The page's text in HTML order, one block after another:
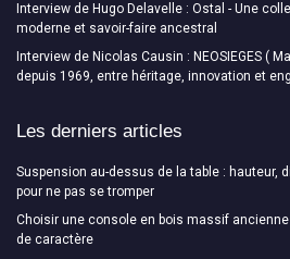
Interview de Hugo Delavelle : Ostal - Une
moderne et savoir-faire ancestral
Interview de Nicolas Causin : NEOSIEGES (
depuis 1969, entre héritage, innovation et
Les derniers articles
Suspension au-dessus de la table : hauteur,
pour ne pas se tromper
Choisir une console en bois massif
de caractère